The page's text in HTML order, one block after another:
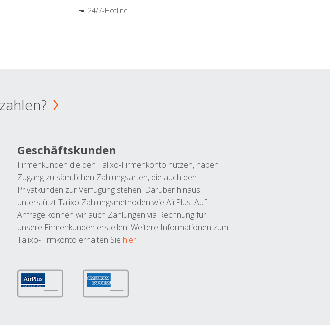
24/7-Hotline
Geschäftskunden
Firmenkunden die den Talixo-Firmenkonto nutzen, haben
Zugang zu sämtlichen Zahlungsarten, die auch den
Privatkunden zur Verfügung stehen. Darüber hinaus
unterstützt Talixo Zahlungsmethoden wie AirPlus. Auf
Anfrage können wir auch Zahlungen via Rechnung für
unsere Firmenkunden erstellen. Weitere Informationen zum
Talixo-Firmkonto erhalten Sie hier.